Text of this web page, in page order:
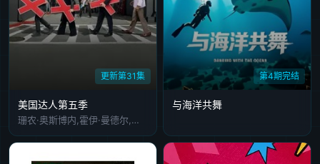
更新第31集
美国达人第五季
珊农·奥斯博内,霍伊·曼德尔,皮尔斯·摩根
第4期完结
与海洋共舞